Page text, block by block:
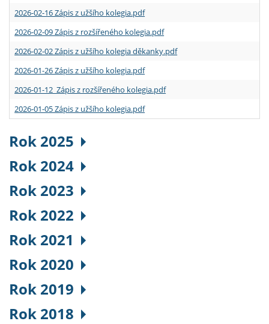
2026-02-16 Zápis z užšího kolegia.pdf
2026-02-09 Zápis z rozšířeného kolegia.pdf
2026-02-02 Zápis z užšího kolegia děkanky.pdf
2026-01-26 Zápis z užšího kolegia.pdf
2026-01-12 Zápis z rozšířeného kolegia.pdf
2026-01-05 Zápis z užšího kolegia.pdf
Rok 2025
Rok 2024
Rok 2023
Rok 2022
Rok 2021
Rok 2020
Rok 2019
Rok 2018